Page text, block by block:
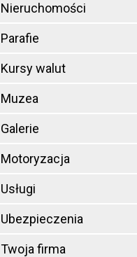
Nieruchomości
Parafie
Kursy walut
Muzea
Galerie
Motoryzacja
Usługi
Ubezpieczenia
Twoja firma